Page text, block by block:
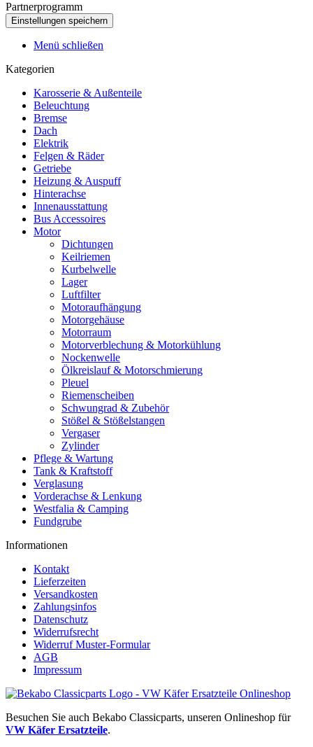
Partnerprogramm
Menü schließen
Kategorien
Karosserie & Außenteile
Beleuchtung
Bremse
Dach
Elektrik
Felgen & Räder
Getriebe
Heizung & Auspuff
Hinterachse
Innenausstattung
Bus Accessoires
Motor
Dichtungen
Keilriemen
Kurbelwelle
Lager
Luftfilter
Motoraufhängung
Motorgehäuse
Motorraum
Motorverblechung & Motorkühlung
Nockenwelle
Ölkreislauf & Motorschmierung
Pleuel
Riemenscheiben
Schwungrad & Zubehör
Stößel & Stößelstangen
Vergaser
Zylinder
Pflege & Wartung
Tank & Kraftstoff
Verglasung
Vorderachse & Lenkung
Westfalia & Camping
Fundgrube
Informationen
Kontakt
Lieferzeiten
Versandkosten
Zahlungsinfos
Datenschutz
Widerrufsrecht
Widerruf Muster-Formular
AGB
Impressum
Besuchen Sie auch Bekabo Classicparts, unseren Onlineshop für
VW Käfer Ersatzteile.